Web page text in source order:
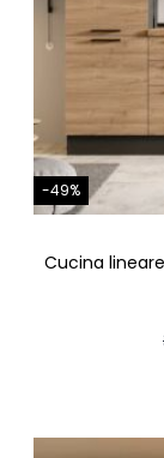
-49%
Cucina